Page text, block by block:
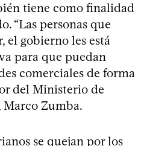
tiene como finalidad
“Las personas que
el gobierno les está
para que puedan
comerciales de forma
del Ministerio de
Zumba.
se quejan por los